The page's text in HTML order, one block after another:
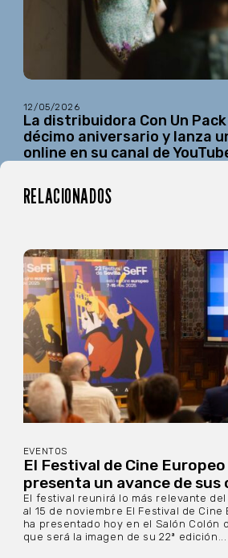
12/05/2026
La distribuidora Con Un
décimo aniversario y lanza
online en su canal de
RELACIONADOS
EVENTOS
El Festival de Cine
presenta un avance de
El festival reunirá lo más relevante
al 15 de noviembre El Festival de Cine
ha presentado hoy en el Salón Colón
que será la imagen de su 22ª edición...